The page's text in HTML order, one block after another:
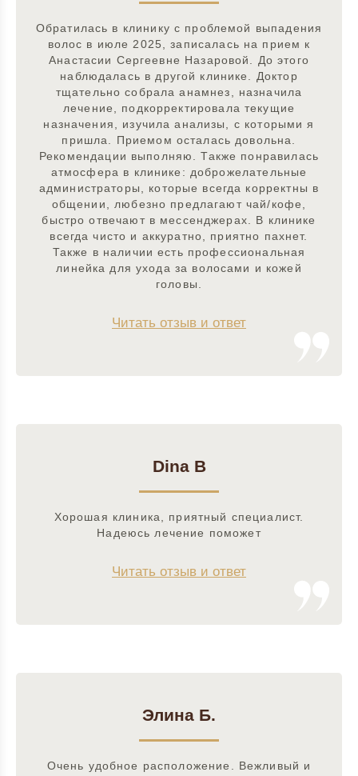
Обратилась в клинику с проблемой выпадения
волос в июле 2025, записалась на прием к
Анастасии Сергеевне Назаровой. До этого
наблюдалась в другой клинике. Доктор
тщательно собрала анамнез, назначила
лечение, подкорректировала текущие
назначения, изучила анализы, с которыми я
пришла. Приемом осталась довольна.
Рекомендации выполняю. Также понравилась
атмосфера в клинике: доброжелательные
администраторы, которые всегда корректны в
общении, любезно предлагают чай/кофе,
быстро отвечают в мессенджерах. В клинике
всегда чисто и аккуратно, приятно пахнет.
Также в наличии есть профессиональная
линейка для ухода за волосами и кожей
головы.
Читать отзыв и ответ
Dina B
Хорошая клиника, приятный специалист.
Надеюсь лечение поможет
Читать отзыв и ответ
Элина Б.
Очень удобное расположение. Вежливый и